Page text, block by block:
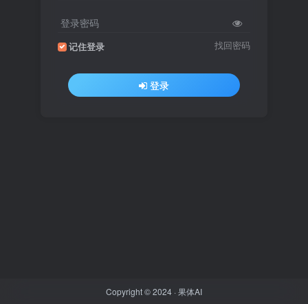
登录密码
记住登录 找回密码
登录
Copyright © 2024 ·果体AI